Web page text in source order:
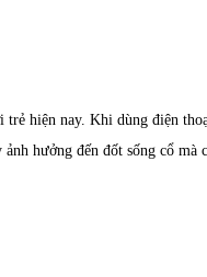
hiện nay. Khi dùng điện
hưởng đến đốt sống cổ